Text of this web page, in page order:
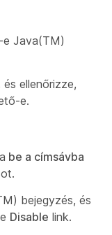
e Java(TM)
ellenőrizze,
e.
be a címsávba
bejegyzés, és
Disable link.